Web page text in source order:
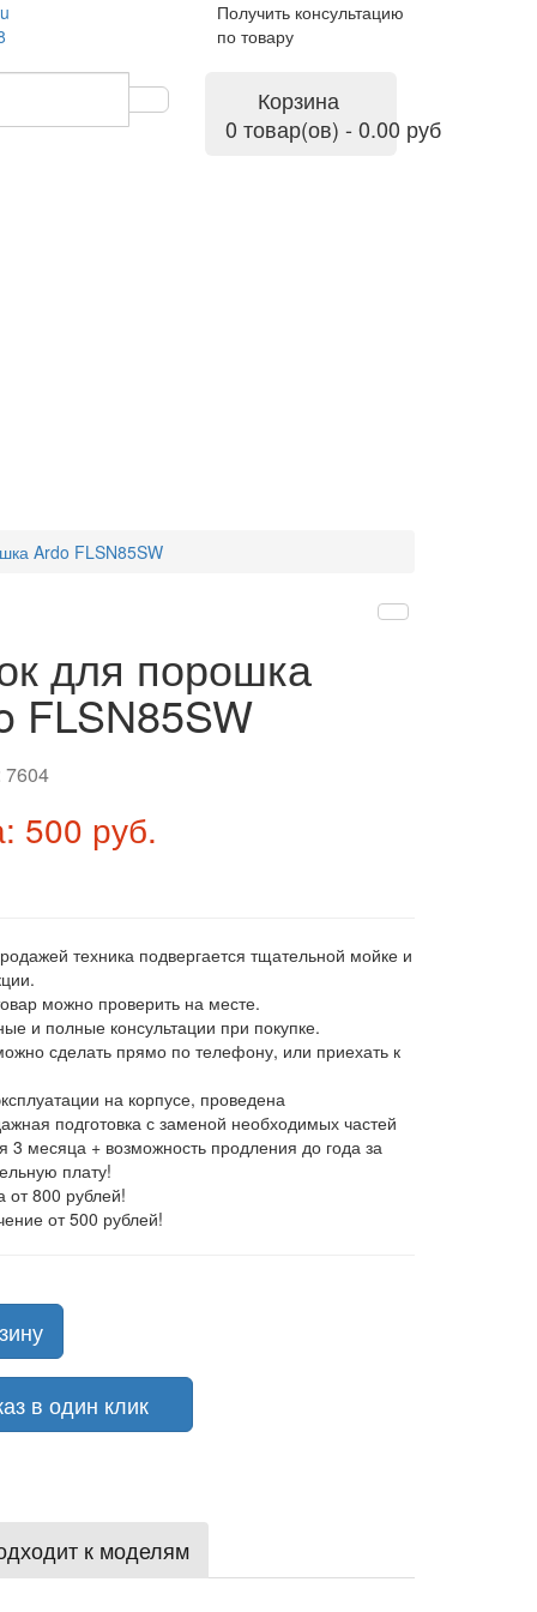
Получить консультацию
по товару
Корзина
0 товар(ов) - 0.00 руб
Ardo FLSN85SW
для порошка
FLSN85SW
7604
500 руб.
техника подвергается тщательной мойке и
можно проверить на месте.
и полные консультации при покупке.
сделать прямо по телефону, или приехать к
на корпусе, проведена
подготовка с заменой необходимых частей
3 месяца + возможность продления до года за
плату!
от 800 рублей!
от 500 рублей!
в один клик
к моделям